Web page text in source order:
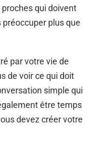
proches qui doivent
plus que
par votre vie de
de voir ce qui doit
simple qui
être temps
devez créer votre